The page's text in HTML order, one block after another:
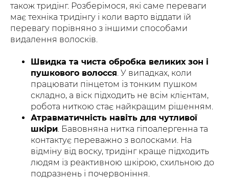
також тридінг. Розберімося, які саме переваги
має техніка тридінгу і коли варто віддати їй
перевагу порівняно з іншими способами
видалення волосків.
Швидка та чиста обробка великих зон і
пушкового волосся . У випадках, коли
працювати пінцетом із тонким пушком
складно, а віск підходить не всім клієнтам,
робота ниткою стає найкращим рішенням.
Атравматичність навіть для чутливої
шкіри . Бавовняна нитка гіпоалергенна та
контактує переважно з волосками. На
відміну від воску, тридінг краще підходить
людям із реактивною шкірою, схильною до
подразнень і почервоніння.